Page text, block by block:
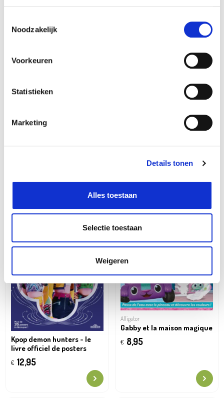
Noodzakelijk
Voorkeuren
Statistieken
Marketing
Details tonen
Alles toestaan
Selectie toestaan
Weigeren
spécial kawaii
Kpop demon hunters - pour
Kpop demon hunters - le
livre officiel de posters
€ 12,95
Alligator
Gabby et la maison magique
€ 8,95